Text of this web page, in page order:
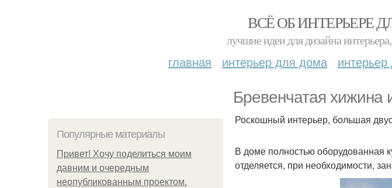
ВСЁ ОБ ИНТЕРЬЕРЕ
лучшие идеи для дизайна
главная интерьер для дома
Бревенчатая хижина
Популярные материалы
Привет! Хочу поделиться моим
давним и очередным
неопубликованным проектом.
Роскошный интерьер, большая
В доме полностью оборудованная
отделяется, при необходимости,